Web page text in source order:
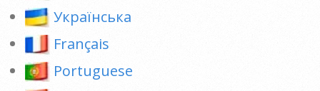
Українська
Français
Portuguese